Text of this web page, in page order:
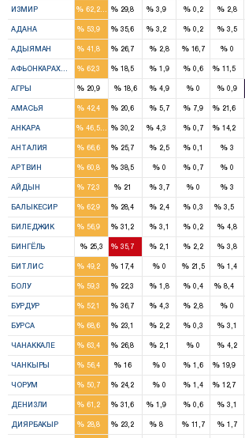
ИЗМИР % 62,2 %29,8 % 3,9 % 0,2 % 2,8
АДАНА %53,9 %35,6 % 3,2 % 0,2 % 3,5
АДЫЯМАН %41,8 %26,7 % 2,8 %16,7 % 0
АФЬОНКАРАХИСАР%62,3 %18,5 % 1,9 % 0,6 %11,5
АГРЫ %20,9 %18,6 % 4,9 % 0 % 0,9
АМАСЬЯ %42,4 %20,6 % 5,7 % 7,9 %21,6
АНКАРА % 46,5 %30,2 % 4,3 % 0,7 %14,2
АНТАЛИЯ %66,6 %25,7 % 2,5 % 0,1 % 3
АРТВИН %60,8 %38,5 % 0 % 0,7 % 0
АЙДЫН %72,3 %21 % 3,7 % 0 % 3
БАЛЫКЕСИР %62,9 %28,4 % 2,4 % 0,3 % 3,5
БИЛЕДЖИК %56,9 %31,2 % 3,1 % 0,2 % 4,8
БИНГЁЛЬ %25,3 %35,7 % 2,1 % 2,2 % 3,8
БИТЛИС %49,2 %17,4 % 0 %21,5 % 1,4
БОЛУ %59,3 %22,3 % 1,8 % 0,4 % 8,4
БУРДУР %52,1 %36,7 % 4,3 % 2,8 % 0
БУРСА %68,6 %23,1 % 2,2 % 0,3 % 3,1
ЧАНАККАЛЕ %63,4 %26,8 % 2,1 % 0 % 4,2
ЧАНКЫРЫ %56,4 %16 % 0 % 1,6 %19,9
ЧОРУМ %50,7 %24,2 % 0 % 1,4 %12,7
ДЕНИЗЛИ %61,2 %31,6 % 1,9 % 0,6 % 3,1
ДИЯРБАКЫР %28,8 %23,2 % 8 %11,7 % 1,7